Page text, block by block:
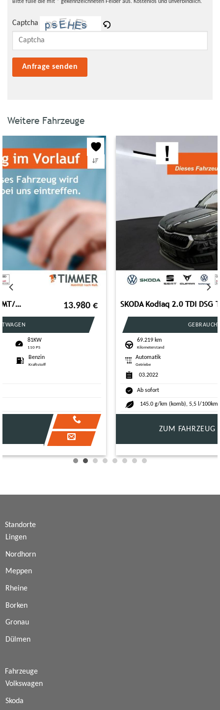
Bitte fülle die mit * gekennzeichneten Felder aus. Kostenlos und unverbindlich.
Bitte lasse dieses Feld leer.
Captcha
Weitere Fahrzeuge
SKODA Kodiaq 2.0 TDI DSG TOUR +AHK +PANO +MATRIX +ACC 29.740€
GEBRAUCHTWAGEN
69.219 km
Kilometerstand
110KW
150 PS
Automatik
Getriebe
Diesel
Kraftstoff
145.0 g/km (komb), 5,5 l/100km (komb), CO₂-Klasse: E
ZUM FAHRZEUG
Standorte
Lingen
Nordhorn
Meppen
Rheine
Borken
Gronau
Dülmen
Fahrzeuge
Volkswagen
Skoda